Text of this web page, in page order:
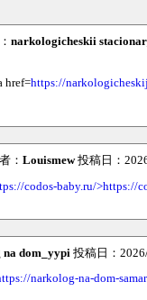
narkologicheskii
href=https://
： Louismew投稿日：
codos-baby.ru/>https://
dom_yypi 投稿日：
narkolog-na-dom-